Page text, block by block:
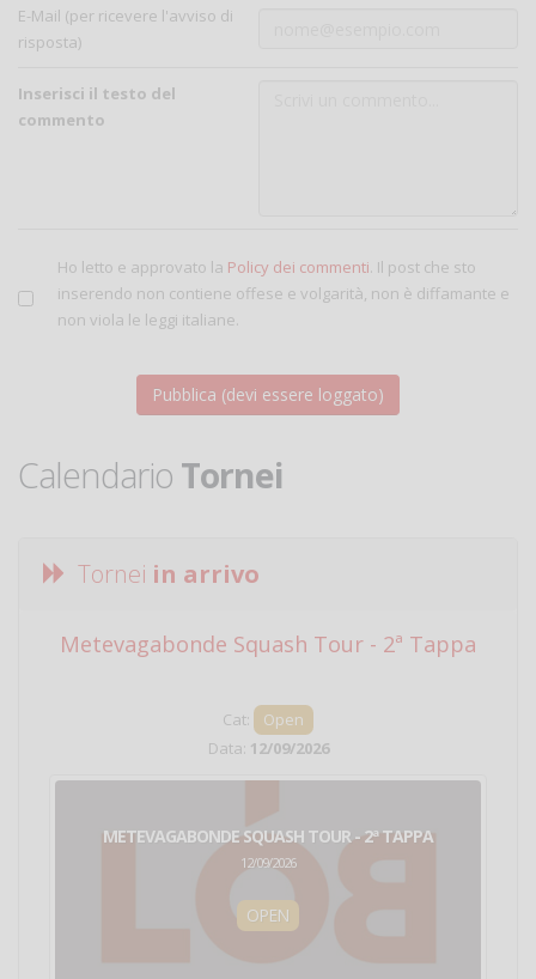
E-Mail (per ricevere l'avviso di
risposta)
Inserisci il testo del
commento
Ho letto e approvato la Policy dei commenti. Il post che sto
inserendo non contiene offese e volgarità, non è diffamante e
non viola le leggi italiane.
Calendario Tornei
Tornei in arrivo
Metevagabonde Squash Tour - 2ª Tappa
Cat:
Open
Data: 12/09/2026
METEVAGABONDE SQUASH TOUR - 2ª TAPPA
12/09/2026
OPEN